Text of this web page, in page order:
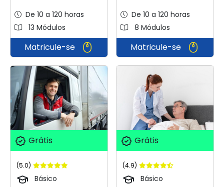
De 10 a 120 horas
13 Módulos
Matricule-se
De 10 a 120 horas
8 Módulos
Matricule-se
Grátis
(5.0)
Básico
Grátis
(4.9)
Básico